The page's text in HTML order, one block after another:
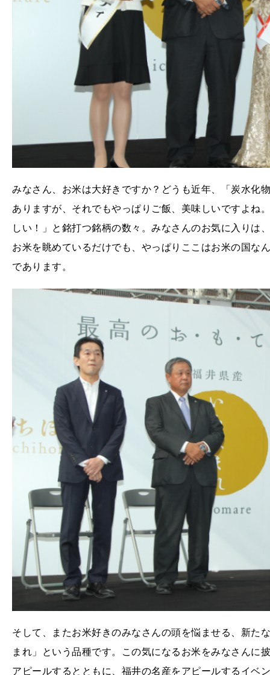
みなさん、お米は大好きですか？どうも近年、「炭水化
ありますが、それでもやっぱりご飯、美味しいですよね
しい！」と銘打つ銘柄の数々。みなさんのお気に入りは
お米を眺めているだけでも、やっぱりここはお米の国な
であります。
そして、またお米好きのみなさんの頭を悩ませる、新た
まれ」という品種です。この気になるお米をみなさんに
アピールするとともに、福井の名産をアピールするイベ